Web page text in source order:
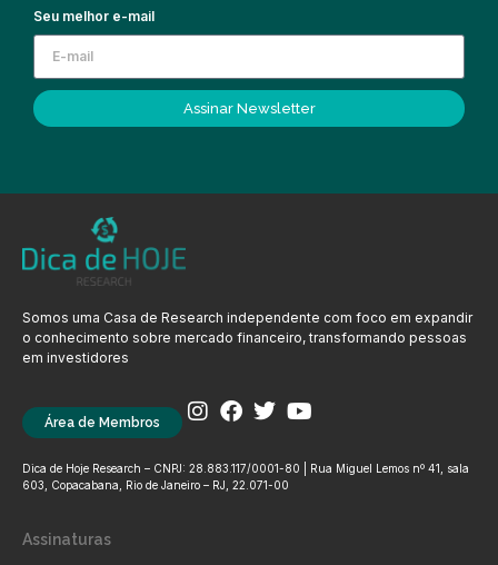
Seu melhor e-mail
Assinar Newsletter
Somos uma Casa de Research independente com foco em expandir
o conhecimento sobre mercado financeiro, transformando pessoas
em investidores
Área de Membros
Dica de Hoje Research – CNPJ: 28.883.117/0001-80 | Rua Miguel Lemos nº 41, sala
603, Copacabana, Rio de Janeiro – RJ, 22.071-00
Assinaturas